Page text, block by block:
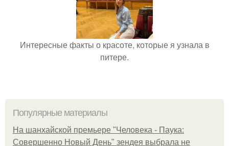
Интересные факты о красоте, которые я узнала в
питере.
Популярные материалы
На шанхайской премьере "Человека - Паука:
Совершенно Новый День" зендея выбрала не